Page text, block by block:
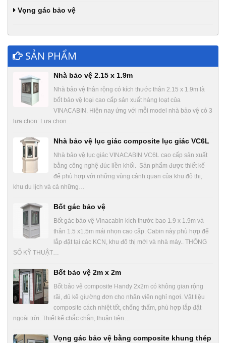
Vọng gác bảo vệ
SẢN PHẨM
Nhà bảo vệ 2.15 x 1.9m
Nhà bảo vệ thân rộng có kích thước thân 2.15 x 1.9m là
bốt bảo vệ loại cao cấp sản xuất hàng loạt của
VINACABIN. Hiện nay ứng với mỗi model nhà bảo vệ có 3
lựa chọn: Lựa chọn…
Nhà bảo vệ lục giác composite lục giác VC6L
Nhà bảo vệ lục giác VINACABIN VC6L cao cấp sản xuất
bằng công nghệ đúc liền khối. Sản phẩm được thiết kế
để phù hợp với những vùng cảnh quan của khu đô thị,
khu du lịch và cả những…
Bốt gác bảo vệ
Bốt gác bảo vệ Vinacabin kích thước bao 1.9 x 1.9m và
thân 1.5 x1.5m mái nhọn cao cấp. Cabin này phù hợp để
lắp đặt tại các KCN, khu đô thị mới và nhà máy.. THÔNG
SỐ KỸ THUẬT…
Bốt bảo vệ 2m x 2m
Bốt bảo vệ composite Handy 2x2m có không gian rộng
rãi, đủ kê giường đơn cho nhân viên nghỉ ngơi. Vật liệu
composite cách nhiệt tốt, chống thấm, phù hợp lắp đặt
ngoài trời. Thiết kế chắc chắn, thuận tiện…
Vọng gác bảo vệ bằng composite khung thép